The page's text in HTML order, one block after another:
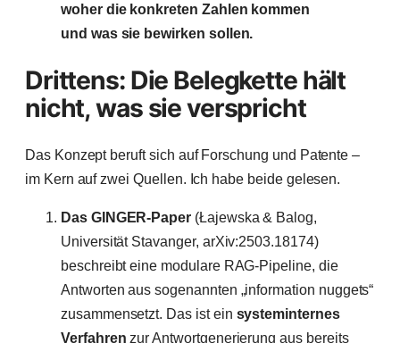
woher die konkreten Zahlen kommen
und was sie bewirken sollen.
Drittens: Die Belegkette hält
nicht, was sie verspricht
Das Konzept beruft sich auf Forschung und Patente –
im Kern auf zwei Quellen. Ich habe beide gelesen.
Das GINGER-Paper (Łajewska & Balog,
Universität Stavanger, arXiv:2503.18174)
beschreibt eine modulare RAG-Pipeline, die
Antworten aus sogenannten „information nuggets“
zusammensetzt. Das ist ein systeminternes
Verfahren zur Antwortgenerierung aus bereits